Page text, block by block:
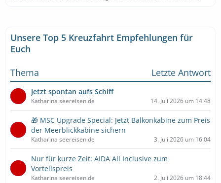
Unsere Top 5 Kreuzfahrt Empfehlungen für
Euch
Thema
Letzte Antwort
Jetzt spontan aufs Schiff
Katharina seereisen.de 14. Juli 2026 um 14:48
🎁 MSC Upgrade Special: Jetzt Balkonkabine zum Preis
der Meerblickkabine sichern
Katharina seereisen.de 3. Juli 2026 um 16:04
Nur für kurze Zeit: AIDA All Inclusive zum
Vorteilspreis
Katharina seereisen.de 2. Juli 2026 um 18:44